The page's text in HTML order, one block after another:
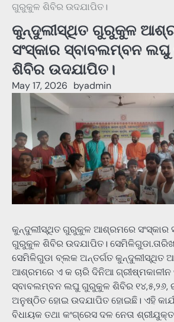
ଗୁରୁକୁଳ ଶିବିର ଉଦଯାପିତ।
କୁନ୍ଦୁଲୀସ୍ଥିତ ଗୁରୁକୁଳ
ସଂସ୍କାର ସ୍ବାବଲମ୍ବନ
ଶିବିର ଉଦଯାପିତ।
May 17, 2026 byadmin
କୁନ୍ଦୁଲୀସ୍ଥିତ ଗୁରୁକୁଳ ଆଶ୍ରମରେ ସଂସ୍କାର
ଗୁରୁକୁଳ ଶିବିର ଉଦଯାପିତ।
ସେମିଳିଗୁଡା ବ୍ଲକ ଅନ୍ତର୍ଗତ କୁନ୍ଦୁଲୀସ୍ଥିତ
ଆଶ୍ରମରେ ଏ କ ଚାରି ଦିନିଆ ଗ୍ରୀଷ୍ମକାଳୀନ
ସ୍ବାବଲମ୍ବନ ଲଘୁ ଗୁରୁକୁଳ ଶିବିର ୧୪,୫,୨୬,
ଅନୁଷ୍ଠିତ ହୋଇ ଉଦଯାପିତ ହୋଇଛି। ଏହି
ବିଧାୟକ ତଥା କଂଗ୍ରେସ ଦଳ ନେତା